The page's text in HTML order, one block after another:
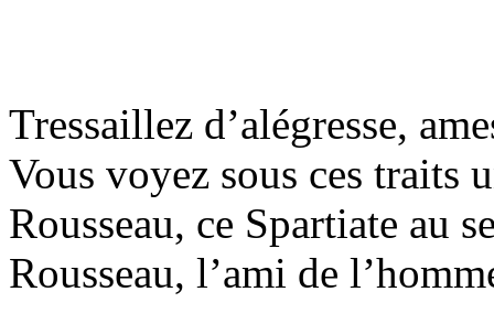
Tressaillez d’alégresse,
Vous voyez sous ces traits
Rousseau, ce Spartiate au
Rousseau, l’ami de